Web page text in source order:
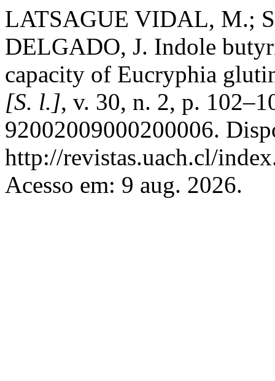
LATSAGUE VIDAL, M.;
DELGADO, J. Indole
capacity of Eucryphia
[S. l.], v. 30, n. 2, p.
92002009000200006.
http://revistas.uach.cl/
Acesso em: 9 aug. 2026.